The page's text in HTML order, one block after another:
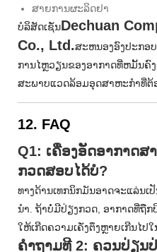
ສາຍການຜະລິດຢາ
ບໍລິສັດເຊັ່ນDechuan
Co., Ltd.ສະຫນອງອົງປະກອ
ການໄຫຼວຽນຂອງອາກາດທີ່ຫມັ້ນຄົ
ສະພາບແວດລ້ອມອຸດສາຫະກໍາທີ່ຕ້
12. FAQ
Q1: ເຄື່ອງອັດອາກາດສ
ກວດສອບໄດ້ບໍ?
ທາງດ້ານເທກນິກມັນອາດຈະແລ່ນເ
ນໍາ. ຖ້າບໍ່ມີປ່ຽງກວດ, ອາກາດທີ່ຖື
ໃຫ້ເກີດຄວາມເຄັ່ງຕຶງຫຼາຍເກີນໄປໃ
ຄໍາຖາມທີ 2: ຄວນປ່ຽນ